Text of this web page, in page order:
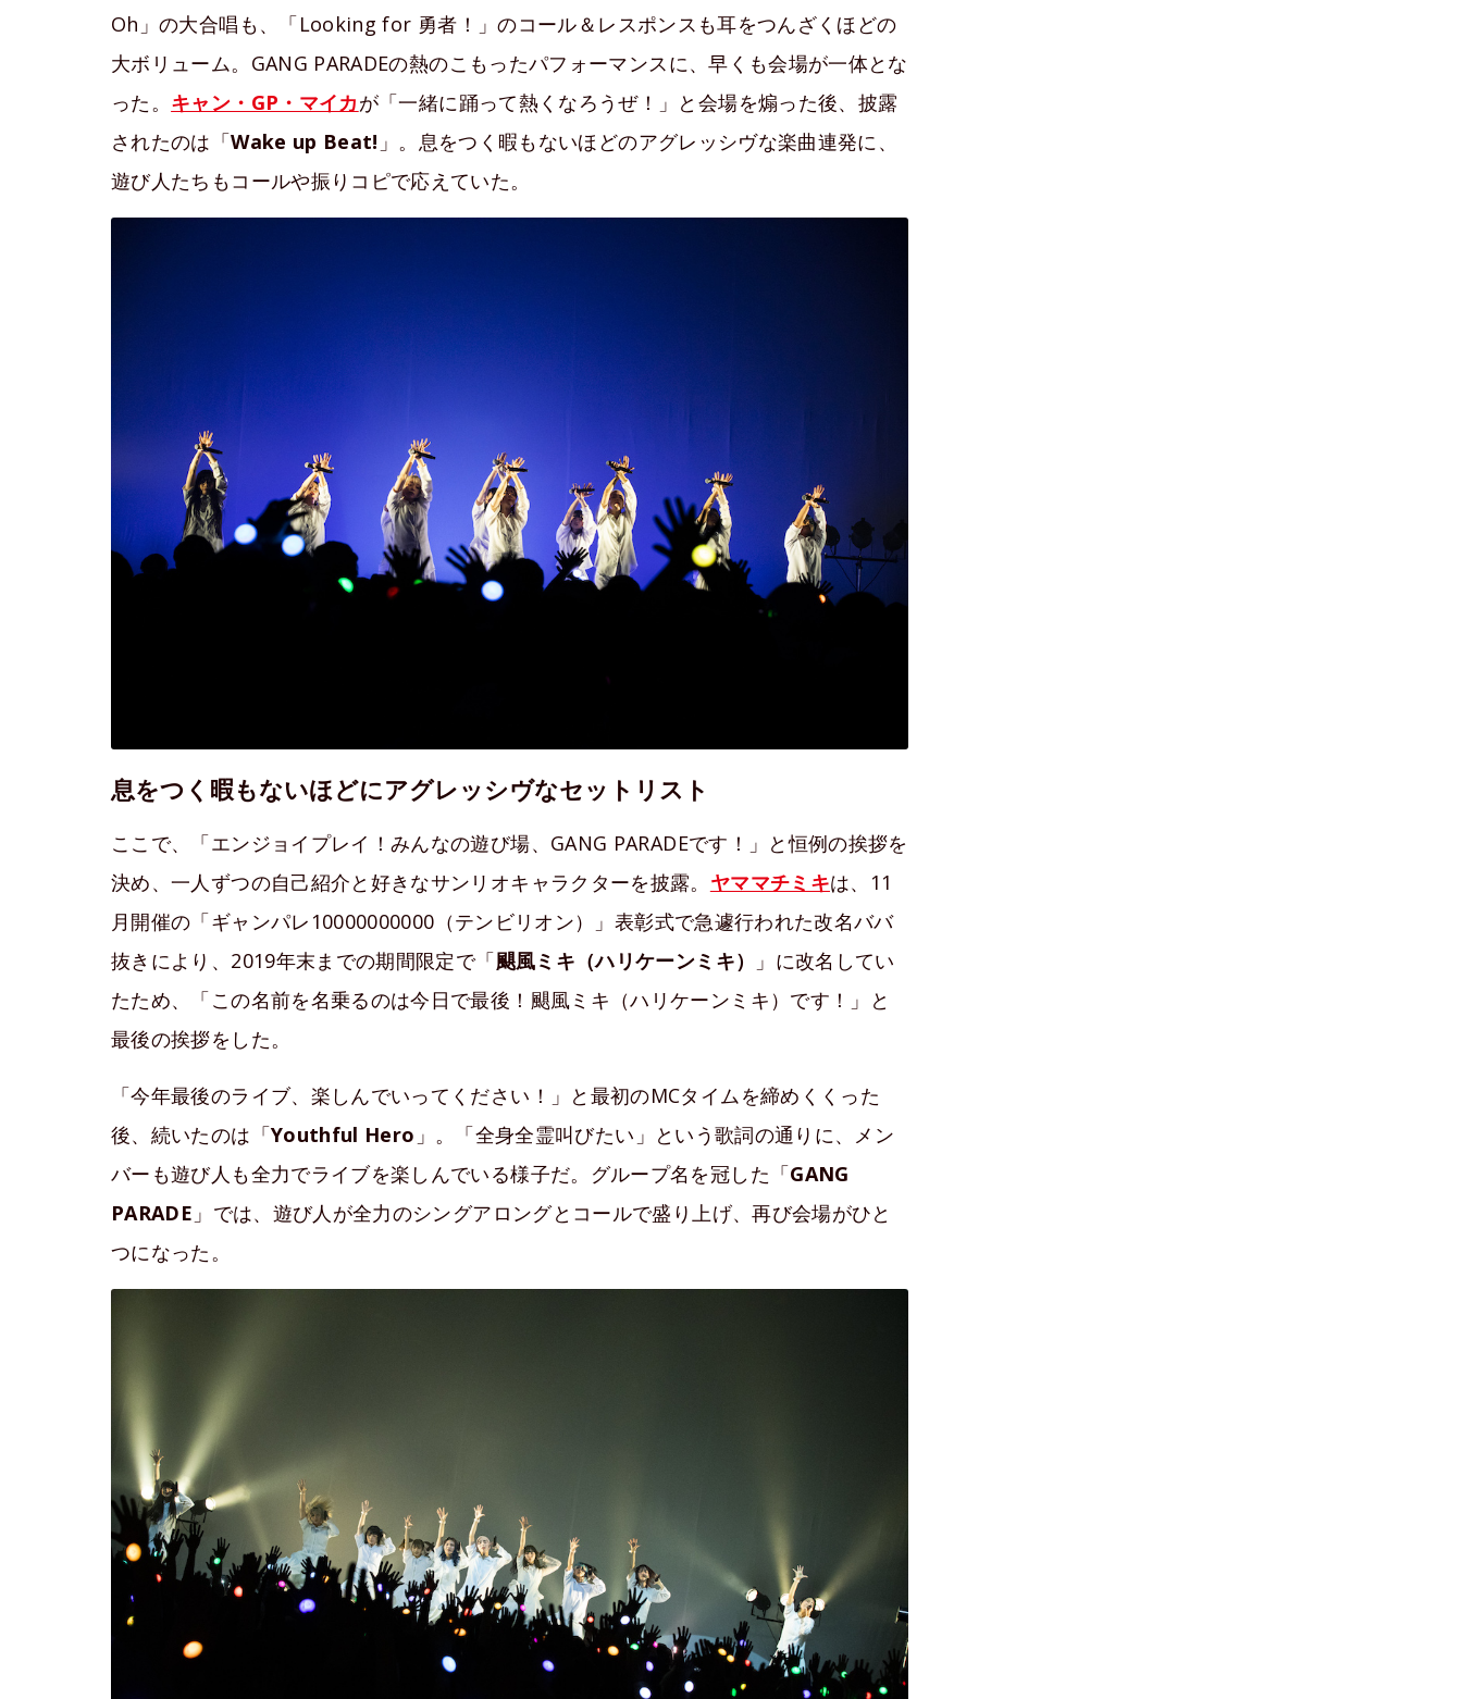
Oh」の大合唱も、「Looking for 勇者！」のコール＆レスポンスも耳をつんざくほどの
大ボリューム。GANG PARADEの熱のこもったパフォーマンスに、早くも会場が一体とな
った。 キャン・GP・マイカが「一緒に踊って熱くなろうぜ！」と会場を煽った後、披露
されたのは「Wake up Beat! 」。息をつく暇もないほどのアグレッシヴな楽曲連発に、
遊び人たちもコールや振りコピで応えていた。
息をつく暇もないほどにアグレッシヴなセットリスト
ここで、「エンジョイプレイ！みんなの遊び場、GANG PARADEです！」と恒例の挨拶を
決め、一人ずつの自己紹介と好きなサンリオキャラクターを披露。 ヤママチミキは、11
月開催の「ギャンパレ10000000000（テンビリオン）」表彰式で急遽行われた改名ババ
抜きにより、2019年末までの期間限定で「颶風ミキ（ハリケーンミキ）
」に改名してい
たため、「この名前を名乗るのは今日で最後！颶風ミキ（ハリケーンミキ）です！」と
最後の挨拶をした。
「今年最後のライブ、楽しんでいってください！」と最初のMCタイムを締めくくった
後、続いたのは「Youthful Hero 」。「全身全霊叫びたい」という歌詞の通りに、メン
バーも遊び人も全力でライブを楽しんでいる様子だ。グループ名を冠した「GANG
PARADE 」では、遊び人が全力のシングアロングとコールで盛り上げ、再び会場がひと
つになった。